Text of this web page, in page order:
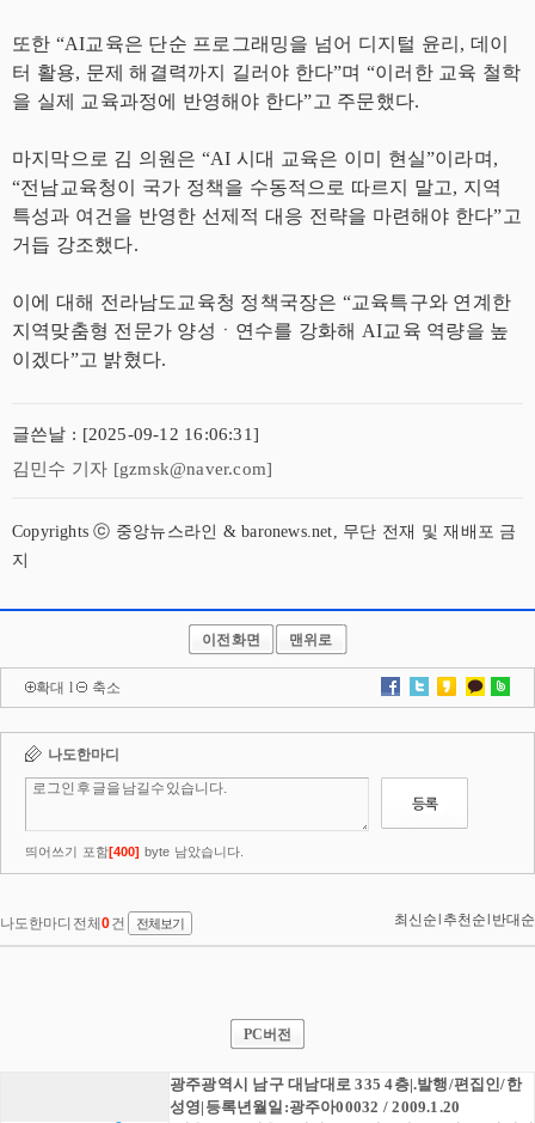
또한 “AI교육은 단순 프로그래밍을 넘어 디지털 윤리, 데이
터 활용, 문제 해결력까지 길러야 한다”며 “이러한 교육 철학
을 실제 교육과정에 반영해야 한다”고 주문했다.
마지막으로 김 의원은 “AI 시대 교육은 이미 현실”이라며,
“전남교육청이 국가 정책을 수동적으로 따르지 말고, 지역
특성과 여건을 반영한 선제적 대응 전략을 마련해야 한다”고
거듭 강조했다.
이에 대해 전라남도교육청 정책국장은 “교육특구와 연계한
지역맞춤형 전문가 양성ㆍ연수를 강화해 AI교육 역량을 높
이겠다”고 밝혔다.
글쓴날 : [2025-09-12 16:06:31]
김민수 기자 [gzmsk@naver.com]
Copyrights ⓒ 중앙뉴스라인 & baronews.net, 무단 전재 및 재배포 금
지
이전화면 맨위로
확대 l 축소
PC버전
광주광역시 남구 대남대로 335 4층|.발행/편집인/한
성영|등록년월일:광주아00032 / 2009.1.20